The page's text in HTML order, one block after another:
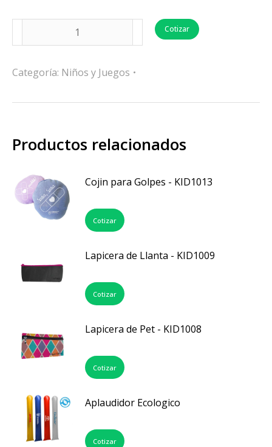
Cotizar
Categoría: Niños y Juegos
Productos relacionados
Cojin para Golpes - KID1013
Cotizar
Lapicera de Llanta - KID1009
Cotizar
Lapicera de Pet - KID1008
Cotizar
Aplaudidor Ecologico
Cotizar